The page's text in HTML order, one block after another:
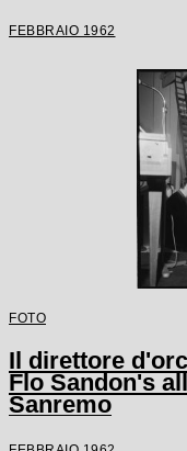
FEBBRAIO 1962
FOTO
Il direttore
Flo Sandon's
Sanremo